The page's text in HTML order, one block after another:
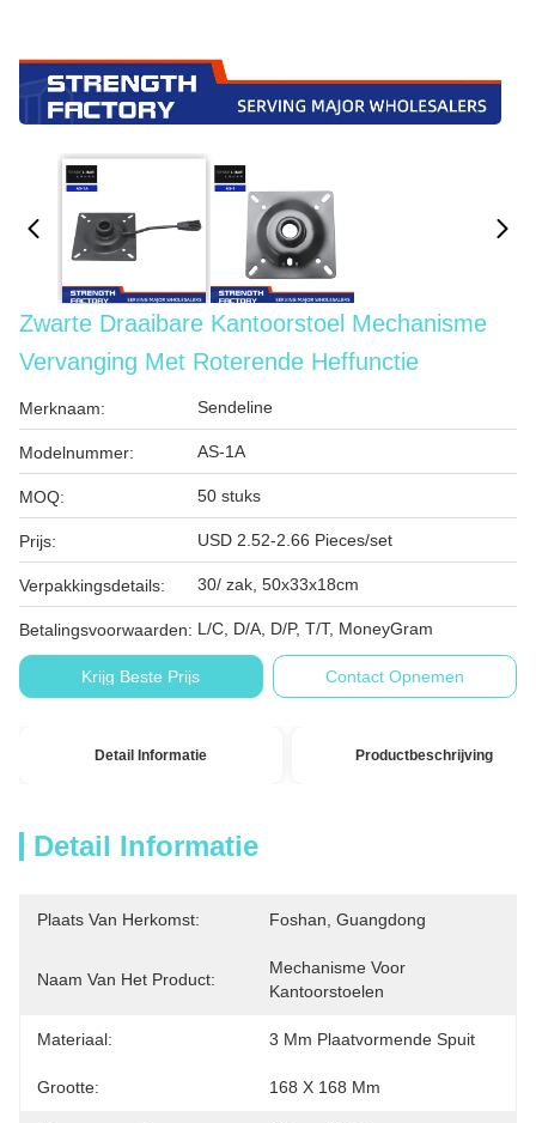
Zwarte Draaibare Kantoorstoel Mechanisme
Vervanging Met Roterende Heffunctie
Merknaam: Sendeline
Modelnummer: AS-1A
MOQ: 50 stuks
Prijs: USD 2.52-2.66 Pieces/set
Verpakkingsdetails: 30/ zak, 50x33x18cm
Betalingsvoorwaarden: L/C, D/A, D/P, T/T, MoneyGram
Krijg Beste Prijs Contact Opnemen
Detail Informatie Productbeschrijving
Detail Informatie
Plaats Van Herkomst: Foshan, Guangdong
Naam Van Het Product:
Mechanisme Voor
Kantoorstoelen
Materiaal: 3 Mm Plaatvormende Spuit
Grootte: 168 X 168 Mm